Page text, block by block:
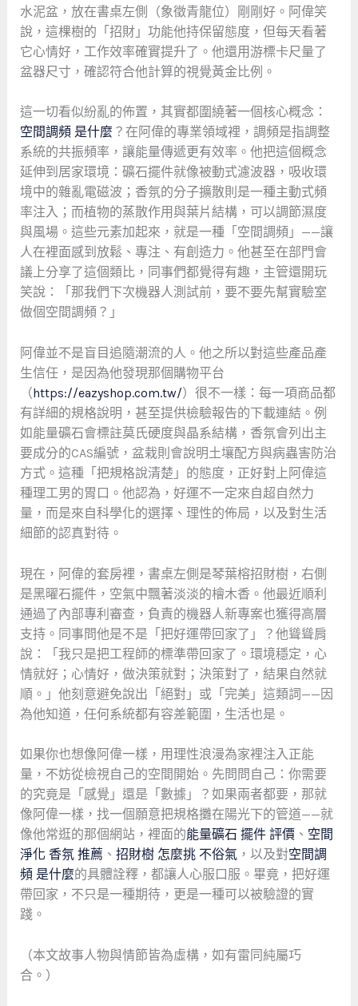
水泥盆，放在書桌左側（象徵青龍位）剛剛好。阿偉笑
說，這棵樹的「招財」功能他持保留態度，但每天看著
它心情好，工作效率確實提升了。他還用游標卡尺量了
盆器尺寸，確認符合他計算的視覺黃金比例。
這一切看似紛亂的佈置，其實都圍繞著一個核心概念：
空間調頻 是什麼 ？在阿偉的專業領域裡，調頻是指調整
系統的共振頻率，讓能量傳遞更有效率。他把這個概念
延伸到居家環境：礦石擺件就像被動式濾波器，吸收環
境中的雜亂電磁波；香氛的分子擴散則是一種主動式頻
率注入；而植物的蒸散作用與葉片結構，可以調節濕度
與風場。這些元素加起來，就是一種「空間調頻」——讓
人在裡面感到放鬆、專注、有創造力。他甚至在部門會
議上分享了這個類比，同事們都覺得有趣，主管還開玩
笑說：「那我們下次機器人測試前，要不要先幫實驗室
做個空間調頻？」
阿偉並不是盲目追隨潮流的人。他之所以對這些產品產
生信任，是因為他發現那個購物平台
（https://eazyshop.com.tw/）很不一樣：每一項商品都
有詳細的規格說明，甚至提供檢驗報告的下載連結。例
如能量礦石會標註莫氏硬度與晶系結構，香氛會列出主
要成分的CAS編號，盆栽則會說明土壤配方與病蟲害防治
方式。這種「把規格說清楚」的態度，正好對上阿偉這
種理工男的胃口。他認為，好運不一定來自超自然力
量，而是來自科學化的選擇、理性的佈局，以及對生活
細節的認真對待。
現在，阿偉的套房裡，書桌左側是琴葉榕招財樹，右側
是黑曜石擺件，空氣中飄著淡淡的檜木香。他最近順利
通過了內部專利審查，負責的機器人新專案也獲得高層
支持。同事問他是不是「把好運帶回家了」？他聳聳肩
說：「我只是把工程師的標準帶回家了。環境穩定，心
情就好；心情好，做決策就對；決策對了，結果自然就
順。」他刻意避免說出「絕對」或「完美」這類詞——因
為他知道，任何系統都有容差範圍，生活也是。
如果你也想像阿偉一樣，用理性浪漫為家裡注入正能
量，不妨從檢視自己的空間開始。先問問自己：你需要
的究竟是「感覺」還是「數據」？如果兩者都要，那就
像阿偉一樣，找一個願意把規格攤在陽光下的管道——就
像他常逛的那個網站，裡面的能量礦石 擺件 評價 、 空間
淨化 香氛 推薦 、 招財樹 怎麼挑 不俗氣，以及對空間調
頻 是什麼的具體詮釋，都讓人心服口服。畢竟，把好運
帶回家，不只是一種期待，更是一種可以被驗證的實
踐。
（本文故事人物與情節皆為虛構，如有雷同純屬巧
合。）